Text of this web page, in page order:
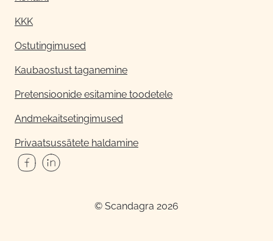
KKK
Ostutingimused
Kaubaostust taganemine
Pretensioonide esitamine toodetele
Andmekaitsetingimused
Privaatsussätete haldamine
© Scandagra 2026